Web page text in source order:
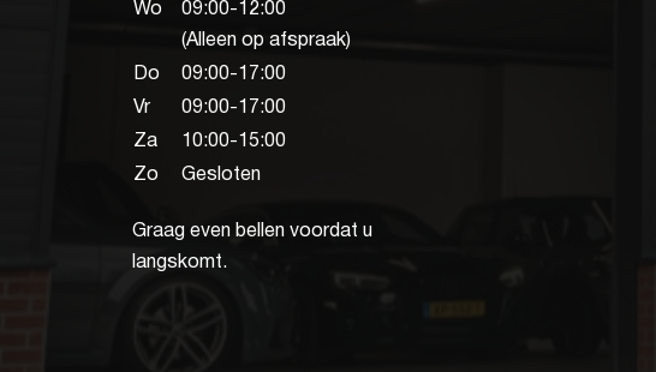
Wo
09:00-12:00
(Alleen op afspraak)
Do
09:00-17:00
Vr
09:00-17:00
Za
10:00-15:00
Zo
Gesloten
Graag even bellen voordat u
langskomt.